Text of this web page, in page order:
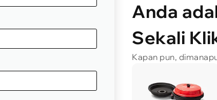
Anda
Sekali
Kapan pun,